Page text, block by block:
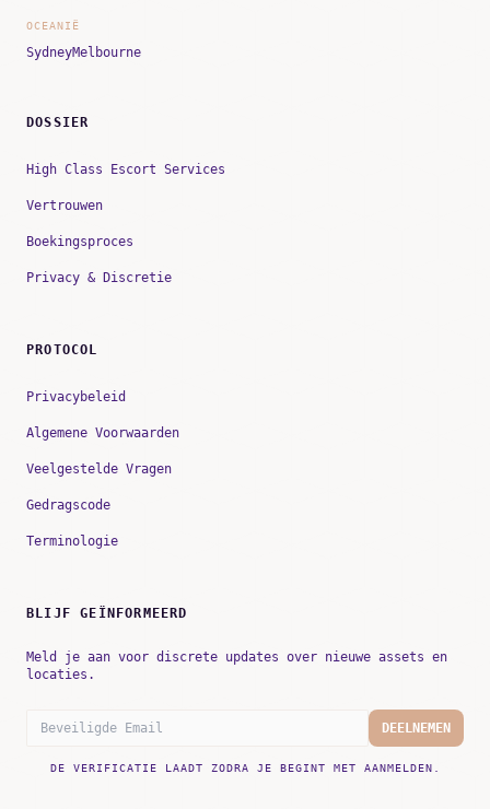
OCEANIË
SydneyMelbourne
DOSSIER
High Class Escort Services
Vertrouwen
Boekingsproces
Privacy & Discretie
PROTOCOL
Privacybeleid
Algemene Voorwaarden
Veelgestelde Vragen
Gedragscode
Terminologie
BLIJF GEÏNFORMEERD
Meld je aan voor discrete updates over nieuwe assets en
locaties.
DEELNEMEN
DE VERIFICATIE LAADT ZODRA JE BEGINT MET AANMELDEN.